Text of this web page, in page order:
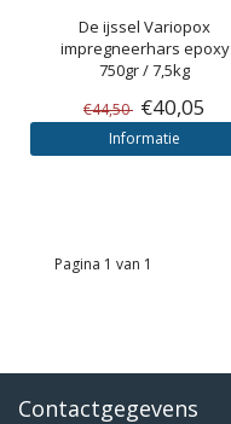
De ijssel Variopox
impregneerhars epoxy
750gr / 7,5kg
€44,50 €40,05
Informatie
Pagina 1 van 1
Contactgegevens